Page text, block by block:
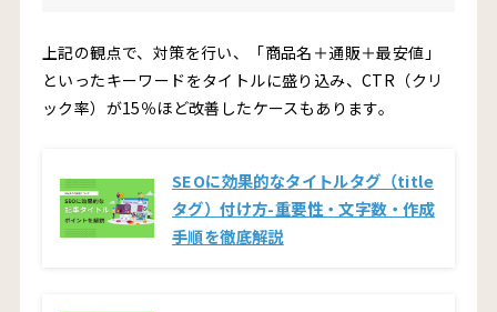
上記の観点で、対策を行い、「商品名＋通販＋最安値」
といったキーワードをタイトルに盛り込み、CTR（クリ
ック率）が15％ほど改善したケースもあります。
SEOに効果的なタイトルタグ（title
タグ）付け方-重要性・文字数・作成
手順を徹底解説